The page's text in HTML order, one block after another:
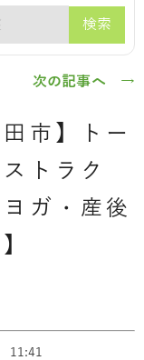
検索
次の記事へ →
市】トー
トラク
ガ・産後
11:41